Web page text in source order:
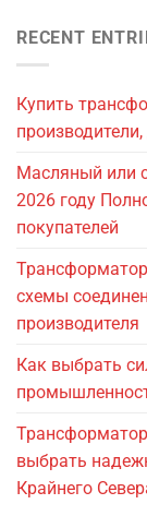
RECENT
Купить
Масляный или
2026 году
покупателей
схемы
производителя
Как выбрать
выбрать
Крайнего